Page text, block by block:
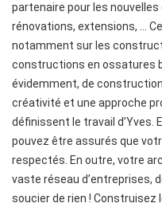
partenaire pour les
rénovations, extensions, …
notamment sur les
constructions en ossatures
évidemment, de
créativité et une approche
définissent le travail d’Yves.
pouvez être assurés que
respectés. En outre, votre
vaste réseau d’entreprises,
soucier de rien ! Construisez